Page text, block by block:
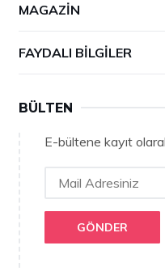
MAGAZIN
FAYDALI BILGILER
BÜLTEN
E-bültene kayıt
GÖNDER